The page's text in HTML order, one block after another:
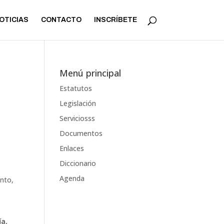
CONTACTO INSCRÍBETE
Menú principal
Estatutos
Legislación
Serviciosss
Documentos
Enlaces
Diccionario
Agenda